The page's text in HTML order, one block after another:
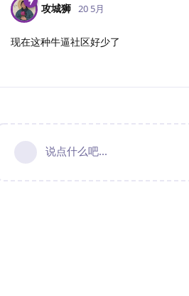
攻城狮 20 5月
现在这种牛逼社区好少了
说点什么吧...